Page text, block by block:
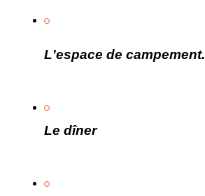
L'espace de campement.
Le dîner